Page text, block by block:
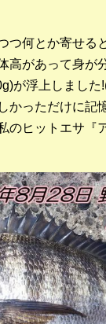
つ何とか寄せる
高があって身が
が浮上しました
かっただけに記
のヒットエサ『